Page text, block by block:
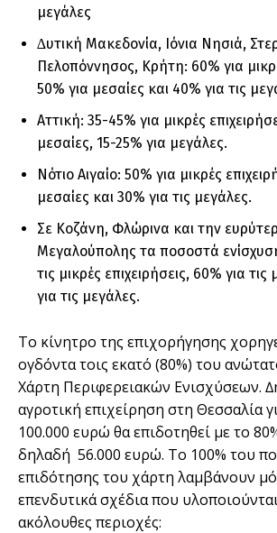
µεγάλες
∆υτική Μακεδονία, Ιόνια Νησιά,
Πελοπόννησος, Κρήτη: 60% για
50% για µεσαίες και 40% για τις
Αττική: 35-45% για µικρές
µεσαίες, 15-25% για µεγάλες.
Νότιο Αιγαίο: 50% για µικρές
µεσαίες και 30% για τις µεγάλες.
Σε Κοζάνη, Φλώρινα και την
Μεγαλούπολης τα ποσοστά
τις µικρές επιχειρήσεις, 60% για
για τις µεγάλες.
Το κίνητρο της επιχορήγησης
ογδόντα τοις εκατό (80%) του
Χάρτη Περιφερειακών Ενισχύσεων.
αγροτική επιχείρηση στη Θεσσαλία
100.000 ευρώ θα επιδοτηθεί µε το
δηλαδή 56.000 ευρώ. Το 100% του
επιδότησης του χάρτη λαµβάνουν
επενδυτικά σχέδια που
ακόλουθες περιοχές: